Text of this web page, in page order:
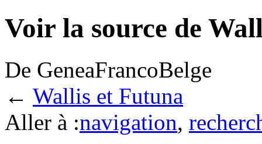
Voir la source de
De GeneaFrancoBelge
← Wallis et Futuna
Aller à :navigation,